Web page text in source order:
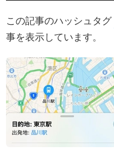
この記事のハッシュタグ
事を表示しています。